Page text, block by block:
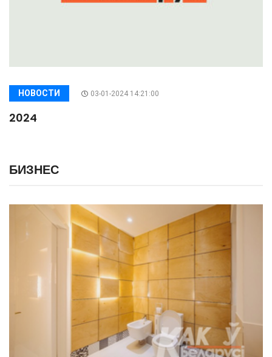
НОВОСТИ 03-01-2024 14:21:00
2024
БИЗНЕС